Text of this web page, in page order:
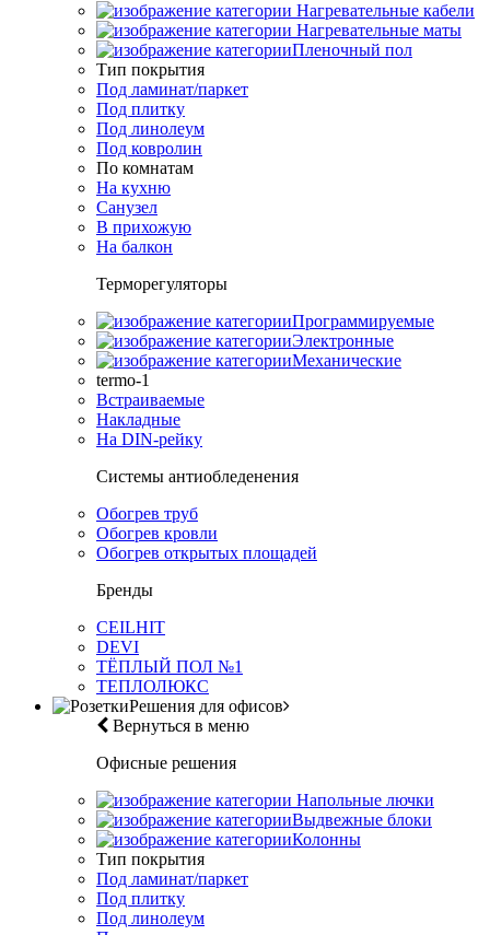
Нагревательные кабели
Нагревательные маты
Пленочный пол
Тип покрытия
Под ламинат/паркет
Под плитку
Под линолеум
Под ковролин
По комнатам
На кухню
Санузел
В прихожую
На балкон
Терморегуляторы
Программируемые
Электронные
Механические
termo-1
Встраиваемые
Накладные
На DIN-рейку
Системы антиобледенения
Обогрев труб
Обогрев кровли
Обогрев открытых площадей
Бренды
CEILHIT
DEVI
ТЁПЛЫЙ ПОЛ №1
ТЕПЛОЛЮКС
Решения для офисов
Вернуться в меню
Офисные решения
Напольные лючки
Выдвежные блоки
Колонны
Тип покрытия
Под ламинат/паркет
Под плитку
Под линолеум